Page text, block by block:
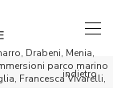
indietro
Drabeni, Menia,
parco marino
Francesca Vivarelli,